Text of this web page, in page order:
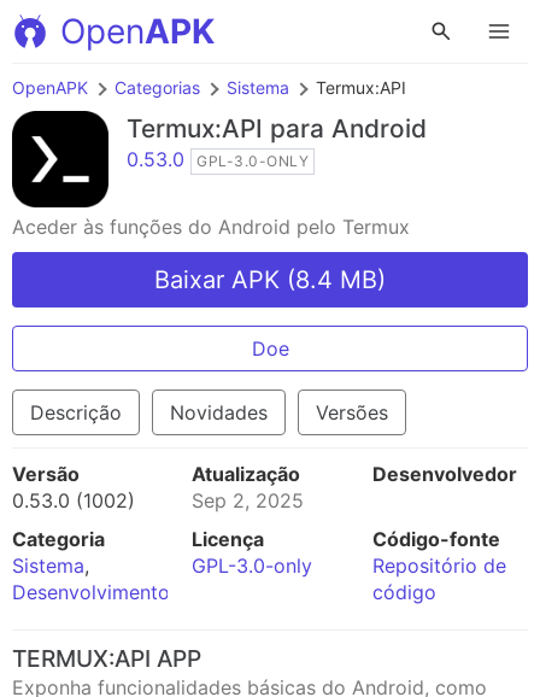
OpenAPK
OpenAPK Categorias Sistema Termux:API
Termux:API para Android
0.53.0 GPL-3.0-ONLY
Aceder às funções do Android pelo Termux
Baixar APK (8.4 MB)
Doe
Descrição Novidades Versões
Versão
0.53.0 (1002)
Atualização
Sep 2, 2025
Desenvolvedor
Categoria
Sistema,
Desenvolvimento
Licença
GPL-3.0-only
Código-fonte
Repositório de
código
TERMUX:API APP
Exponha funcionalidades básicas do Android, como